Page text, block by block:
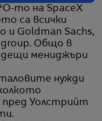
то на SpaceX
са всички
и Goldman Sachs,
Общо в
мениджъри
нужди
пред Уолстрийт